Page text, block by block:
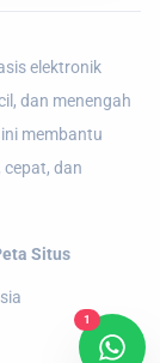
elektronik
dan menengah
membantu
dan
Situs
1